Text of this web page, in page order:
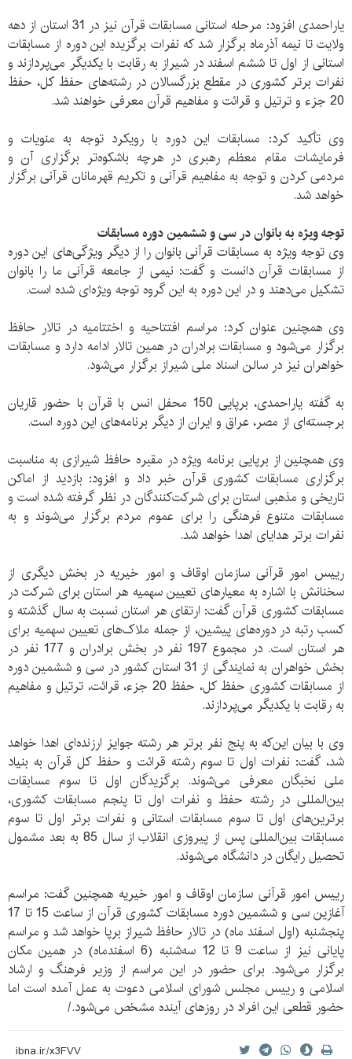
یاراحمدی افزود: مرحله استانی مسابقات قرآن نیز در 31 استان از دهه
ولایت تا نیمه آذرماه برگزار شد که نفرات برگزیده این دوره از مسابقات
استانی از اول تا ششم اسفند در شیراز به رقابت با یکدیگر می‌پردازند و
نفرات برتر کشوری در مقطع بزرگسالان در رشته‌های حفظ کل، حفظ
20 جزء و ترتیل و قرائت و مفاهیم قرآن معرفی خواهند شد.
وی تأکید کرد: مسابقات این دوره با رویکرد توجه به منویات و
فرمایشات مقام معظم رهبری در هرچه باشکوه‌تر برگزاری آن و
مردمی کردن و توجه به مفاهیم قرآنی و تکریم قهرمانان قرآنی برگزار
خواهد شد.
توجه ویژه به بانوان در سی و ششمین دوره مسابقات
وی توجه ویژه به مسابقات قرآنی بانوان را از دیگر ویژگی‌های این دوره
از مسابقات قرآن دانست و گفت: نیمی از جامعه قرآنی ما را بانوان
تشکیل می‌دهند و در این دوره به این گروه توجه ویژه‌ای شده است.
وی همچنین عنوان کرد:‌ مراسم افتتاحیه و اختتامیه در تالار حافظ
برگزار می‌شود و مسابقات برادران در همین تالار ادامه دارد و مسابقات
خواهران نیز در سالن اسناد ملی شیراز برگزار می‌شود.
به گفته یاراحمدی، برپایی 150 محفل انس با قرآن با حضور قاریان
برجسته‌ای از مصر، عراق و ایران از دیگر برنامه‌های این دوره است.
وی همچنین از برپایی برنامه ویژه در مقبره حافظ شیرازی به مناسبت
برگزاری مسابقات کشوری قرآن خبر داد و افزود: بازدید از اماکن
تاریخی و مذهبی استان برای شرکت‌کنندگان در نظر گرفته شده است و
مسابقات متنوع فرهنگی را برای عموم مردم برگزار می‌شوند و به
نفرات برتر هدایای اهدا خواهد شد.
رییس امور قرآنی سازمان اوقاف و امور خیریه در بخش دیگری از
سخنانش با اشاره به معیارهای تعیین سهمیه هر استان برای شرکت در
مسابقات کشوری قرآن گفت: ارتقای هر استان نسبت به سال گذشته و
کسب رتبه‌ در دوره‌های پیشین، از جمله ملاک‌های تعیین سهمیه برای
هر استان است. در مجموع 197 نفر در بخش برادران و 177 نفر در
بخش خواهران به نمایندگی از 31 استان کشور در سی و ششمین دوره
از مسابقات کشوری حفظ کل، حفظ 20 جزء، قرائت، ترتیل و مفاهیم
به رقابت با یکدیگر می‌پردازند.
وی با بیان این‌که به پنج نفر برتر هر رشته جوایز ارزنده‌ای اهدا خواهد
شد، گفت: نفرات اول تا سوم رشته قرائت و حفظ کل قرآن به بنیاد
ملی نخبگان معرفی می‌شوند. برگزیدگان اول تا سوم مسابقات
بین‌المللی در رشته حفظ و نفرات اول تا پنجم مسابقات کشوری،
برترین‌های اول تا سوم مسابقات استانی و نفرات برتر اول تا سوم
مسابقات بین‌المللی پس از پیروزی انقلاب از سال 85 به بعد مشمول
تحصیل رایگان در دانشگاه می‌شوند.
رییس امور قرآنی سازمان اوقاف و امور خیریه همچنین گفت: مراسم
آغازین سی و ششمین دوره مسابقات کشوری قرآن از ساعت 15 تا 17
پنجشنبه (اول اسفند ماه) در تالار حافظ شیراز برپا خواهد شد و مراسم
پایانی نیز از ساعت 9 تا 12 سه‌شنبه (6 اسفندماه) در همین مکان
برگزار می‌شود. برای حضور در این مراسم از وزیر فرهنگ و ارشاد
اسلامی و رییس مجلس شورای اسلامی دعوت به عمل آمده است اما
حضور قطعی این افراد در روزهای آینده مشخص می‌شود./